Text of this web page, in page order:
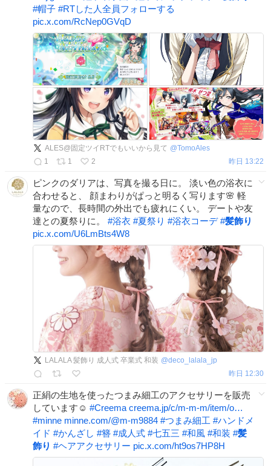
#帽子 #RTした人全員フォローする
pic.x.com/RcNep0GVqD
ALES@固定ツイRTでもいいから見て @TomoAles
1
1 2 昨日 13:22
ピンクのダリアは、写真を撮る日に。 淡い色の浴衣に
合わせると、 顔まわりがぱっと明るく写ります🌸 軽
量なので、長時間の外出でも疲れにくい。 デートや友
達との夏祭りに。 #浴衣 #夏祭り #浴衣コーデ #髪飾り
pic.x.com/U6LmBts4W8
LALALA 髪飾り 成人式 卒業式 和装 @deco_lalala_jp
昨日 12:30
正絹の生地を使ったつまみ細工のアクセサリーを販売
しています☺️ #Creema creema.jp/c/m-m-m/item/o…
#minne minne.com/@m-m9884 #つまみ細工 #ハンドメ
イド #かんざし #簪 #成人式 #七五三 #和風 #和装 #髪
飾り #ヘアアクセサリー pic.x.com/ht9os7HP8H